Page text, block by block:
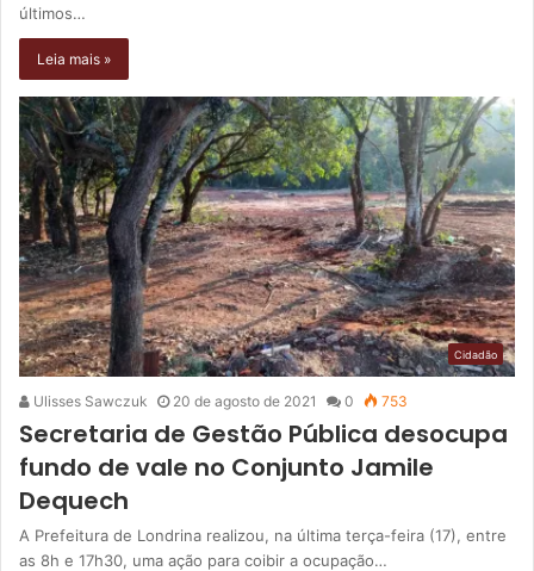
últimos…
Leia mais »
Cidadão
Ulisses Sawczuk 20 de agosto de 2021 0 753
Secretaria de Gestão Pública desocupa
fundo de vale no Conjunto Jamile
Dequech
A Prefeitura de Londrina realizou, na última terça-feira (17), entre
as 8h e 17h30, uma ação para coibir a ocupação…